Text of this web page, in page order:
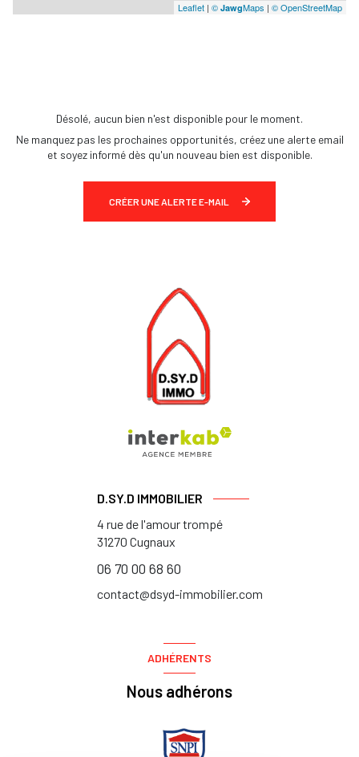
Leaflet | © JawgMaps | © OpenStreetMap
Désolé, aucun bien n'est disponible pour le moment.
Ne manquez pas les prochaines opportunités, créez une alerte email
et soyez informé dès qu'un nouveau bien est disponible.
CRÉER UNE ALERTE E-MAIL
D.SY.D IMMOBILIER
4 rue de l'amour trompé
31270 Cugnaux
06 70 00 68 60
contact@dsyd-immobilier.com
ADHÉRENTS
Nous adhérons